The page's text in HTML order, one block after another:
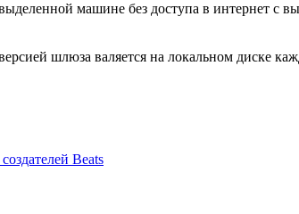
машине без доступа в интернет
шлюза валяется на локальном диске
Beats